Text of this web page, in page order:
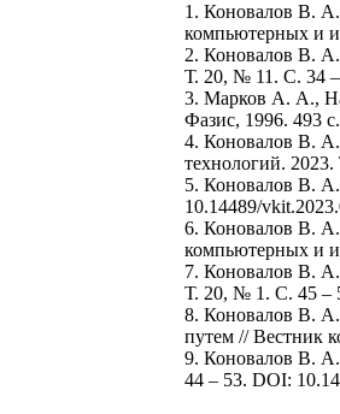
1. Коновалов В. А.
компьютерных и
2. Коновалов В.
Т. 20, № 11. C. 34
3. Марков А. А.,
Фазис, 1996. 493 с.
4. Коновалов В.
технологий.
5. Коновалов В.
10.14489/
6. Коновалов В. А.
компьютерных и
7. Коновалов В.
Т. 20, № 1. C. 45 –
8. Коновалов В.
путем // Вестник
9. Коновалов В.
44 – 53. DOI: